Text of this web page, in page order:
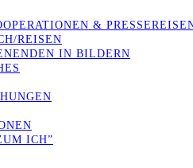
&
REISEN
IN BILDERN
ICH”